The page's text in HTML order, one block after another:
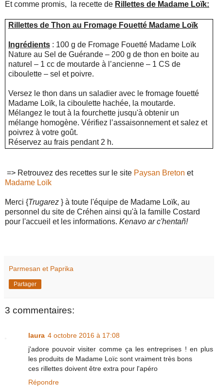
Et comme promis, la recette de Rillettes de Madame Loïk:
Rillettes de Thon au Fromage Fouetté Madame Loïk
Ingrédients: 100 g de Fromage Fouetté Madame Loïk
Nature au Sel de Guérande – 200 g de thon en boite au
naturel – 1 cc de moutarde à l’ancienne – 1 CS de
ciboulette – sel et poivre.
Versez le thon dans un saladier avec le fromage fouetté
Madame Loïk, la ciboulette hachée, la moutarde.
Mélangez le tout à la fourchette jusqu'à obtenir un
mélange homogène. Vérifiez l’assaisonnement et salez et
poivrez à votre goût.
Réservez au frais pendant 2 h.
=> Retrouvez des recettes sur le site Paysan Breton et
Madame Loïk
Merci {Trugarez } à toute l'équipe de Madame Loïk, au
personnel du site de Créhen ainsi qu'à la famille Costard
pour l'accueil et les informations. Kenavo ar c'hentañ!
Parmesan et Paprika
Partager
3 commentaires:
laura 4 octobre 2016 à 17:08
j'adore pouvoir visiter comme ça les entreprises ! en plus
les produits de Madame Loïc sont vraiment très bons
ces rillettes doivent être extra pour l'apéro
Répondre